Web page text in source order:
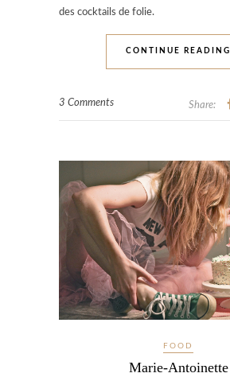
des cocktails de folie.
CONTINUE READING
3 Comments Share:
FOOD
Marie-Antoinette